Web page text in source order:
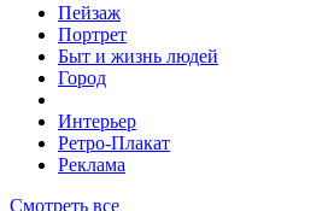
Пейзаж
Портрет
Быт и жизнь людей
Город
Интерьер
Ретро-Плакат
Реклама
Смотреть все